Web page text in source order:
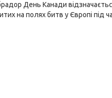
День Канади
на полях битв у Європі під